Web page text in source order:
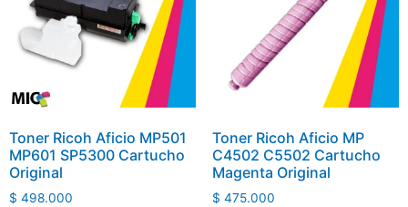
Toner Ricoh Aficio MP501
MP601 SP5300 Cartucho
Original
$ 498.000
Toner Ricoh Aficio MP
C4502 C5502 Cartucho
Magenta Original
$ 475.000